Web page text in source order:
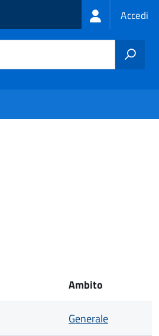
Login
menu
Accedi
Ambito
Generale